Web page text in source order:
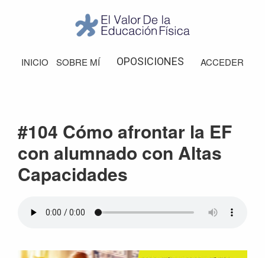
navegación
principal
barra
Valor
de
INICIO SOBRE MÍ OPOSICIONES ACCEDER
#104 Cómo afrontar la EF
con alumnado con Altas
Capacidades